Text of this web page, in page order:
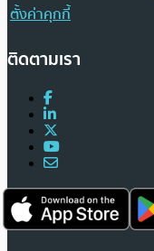
ตั้งค่าคุกกี้
ติดตามเรา